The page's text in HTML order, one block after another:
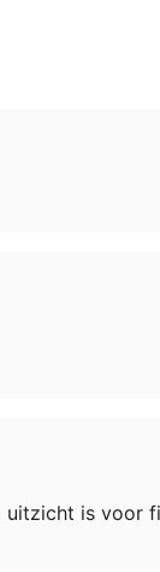
uitzicht is voor